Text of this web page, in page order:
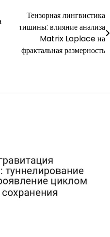
Тензорная лингвистика
тишины: влияние анализа
Matrix Laplace на
фрактальная размерность